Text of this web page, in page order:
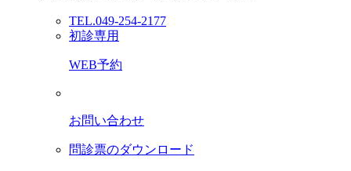
TEL.049-254-2177
初診専用
WEB予約
お問い合わせ
問診票のダウンロード